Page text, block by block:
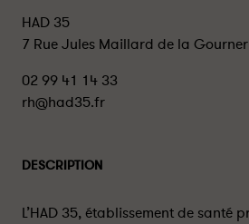
HAD 35
7 Rue Jules Maillard de la
02 99 41 14 33
rh@had35.fr
DESCRIPTION
L’HAD 35, établissement de santé